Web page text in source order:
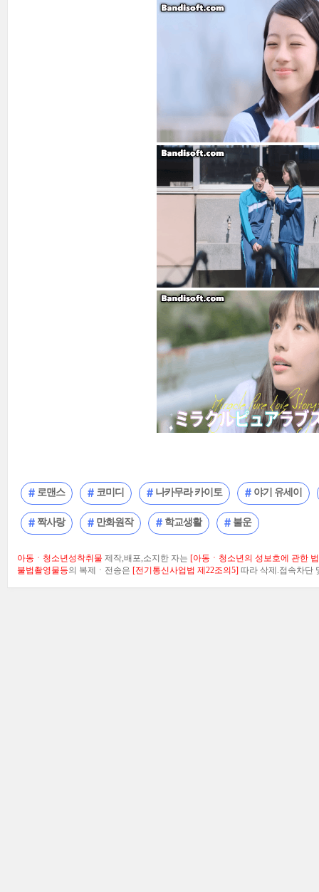
로맨스 코미디 나카무라 카이토 야기 유세이
짝사랑 만화원작 학교생활 불운
아동ㆍ청소년성착취물 제작,배포,소지한 자는 [아동ㆍ청소년의 성보호에 관한
불법촬영물등의 복제ㆍ전송은 [전기통신사업법 제22조의5] 따라 삭제.접속차단